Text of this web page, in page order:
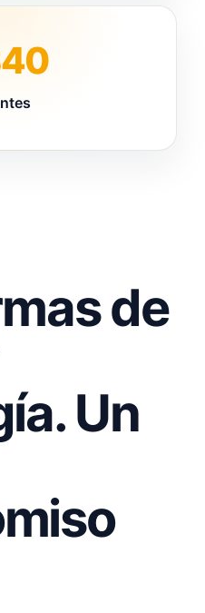
de
Un